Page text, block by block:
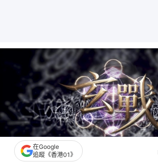
在Google
追蹤《香港01》